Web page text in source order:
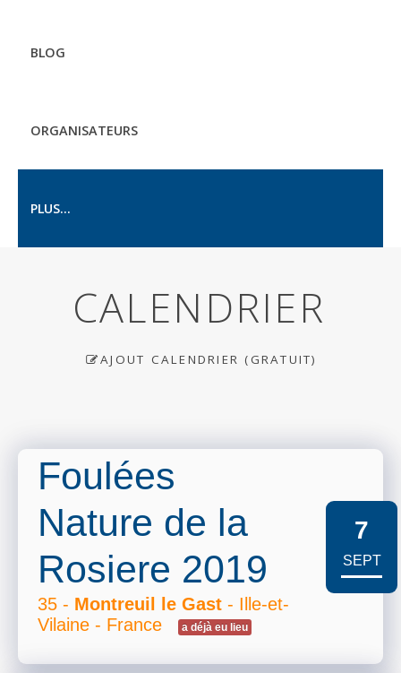
BLOG
ORGANISATEURS
PLUS...
CALENDRIER
AJOUT CALENDRIER (GRATUIT)
Foulées
Nature de la
Rosiere 2019
35 - Montreuil le Gast - Ille-et-
Vilaine - France
a déjà eu lieu
7
SEPT